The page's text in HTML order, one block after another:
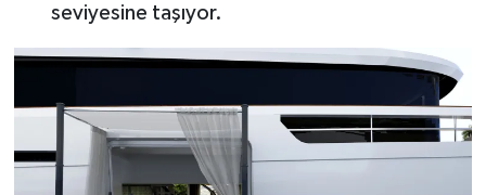
seviyesine taşıyor.